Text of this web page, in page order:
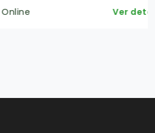
Ver detalhes